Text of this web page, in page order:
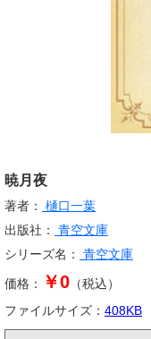
暁月夜
著者：
樋口一葉
出版社：
青空文庫
シリーズ名：
青空文庫
価格： ￥0 （税込）
ファイルサイズ： 408KB